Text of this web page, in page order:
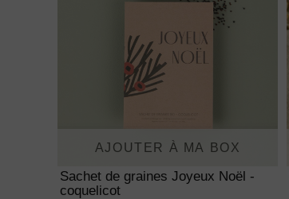
AJOUTER À MA BOX
Sachet de graines Joyeux Noël -
coquelicot